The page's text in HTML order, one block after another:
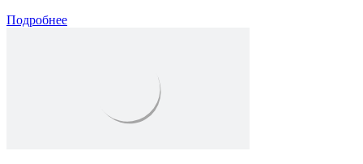
Подробнее